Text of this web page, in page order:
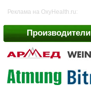
Реклама на OxyHealth.ru:
Производители